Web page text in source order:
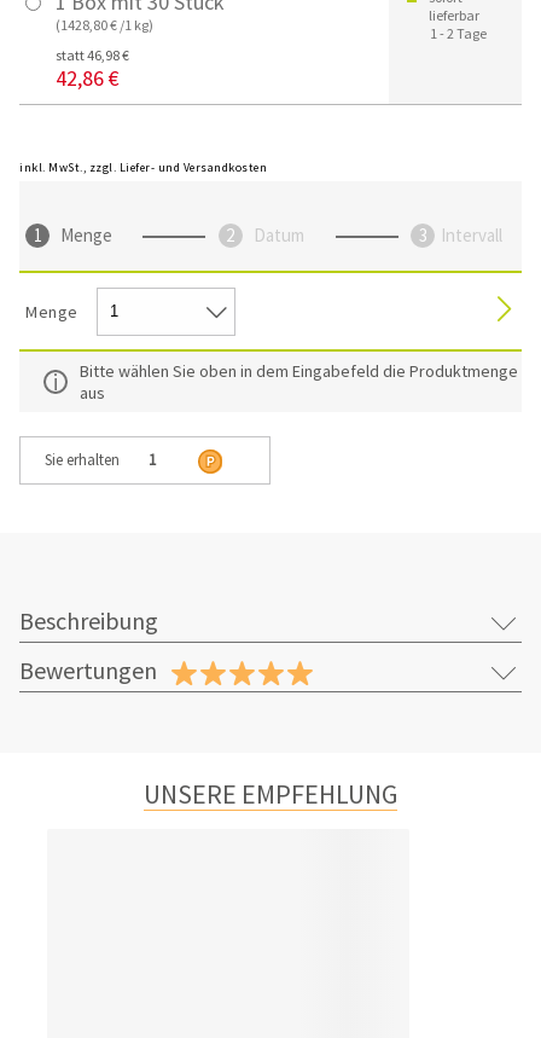
(1428,80 € /1 kg)
statt 46,98 €
42,86 €
lieferbar
1 - 2 Tage
inkl. MwSt., zzgl. Liefer- und Versandkosten
Menge Datum Intervall
Menge
Bitte wählen Sie oben in dem Eingabefeld die Produktmenge
aus
Sie erhalten 1
Beschreibung
Bewertungen
UNSERE EMPFEHLUNG